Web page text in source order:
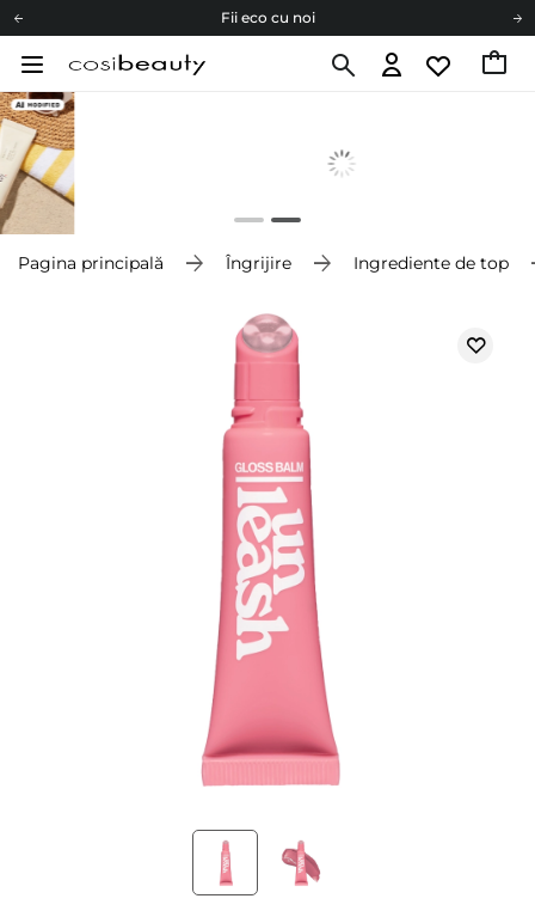
Fii eco cu noi
Pagina principală Îngrijire Ingrediente de top